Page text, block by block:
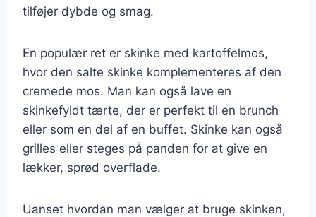
tilføjer dybde og smag.
En populær ret er skinke med kartoffelmos,
hvor den salte skinke komplementeres af den
cremede mos. Man kan også lave en
skinkefyldt tærte, der er perfekt til en brunch
eller som en del af en buffet. Skinke kan også
grilles eller steges på panden for at give en
lækker, sprød overflade.
Uanset hvordan man vælger at bruge skinken,